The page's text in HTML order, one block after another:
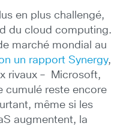
en plus challengé,
du cloud computing.
marché mondial au
un rapport Synergy,
rivaux – Microsoft,
cumulé reste encore
même si les
augmentent, la